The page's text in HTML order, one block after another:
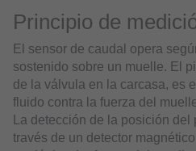
Principio de
El sensor de caudal opera
sostenido sobre un muelle. El
de la válvula en la carcasa, es
fluido contra la fuerza del
La detección de la posición
través de un detector